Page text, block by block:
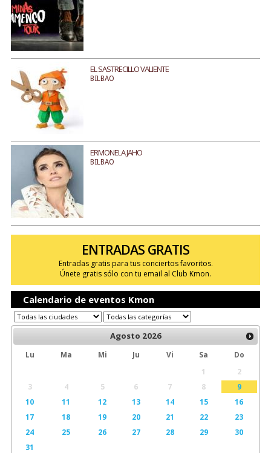
EL SASTRECILLO VALIENTE
BILBAO
ERMONELA JAHO
BILBAO
ENTRADAS GRATIS
Entradas gratis para tus conciertos favoritos.
Únete gratis sólo con tu email al Club Kmon.
Calendario de eventos Kmon
Agosto 2026
Lu Ma Mi Ju Vi Sa
Do
1
2
3
4 5 6 7 8
9
10
11 12 13 14 15
16
17
18 19 20 21 22
23
24
25 26 27 28 29
30
31